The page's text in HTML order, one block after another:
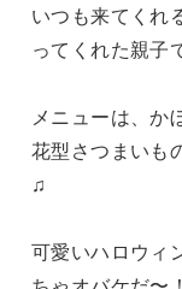
いつも来てくれ
ってくれた親子
メニューは、か
花型さつまいも
♫
可愛いハロウィ